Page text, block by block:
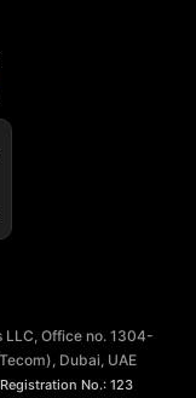
Office no. 1304-
Dubai, UAE
Registration No.: 123